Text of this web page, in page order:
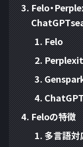
Felo・
Felo
Feloの特徴
多言語対